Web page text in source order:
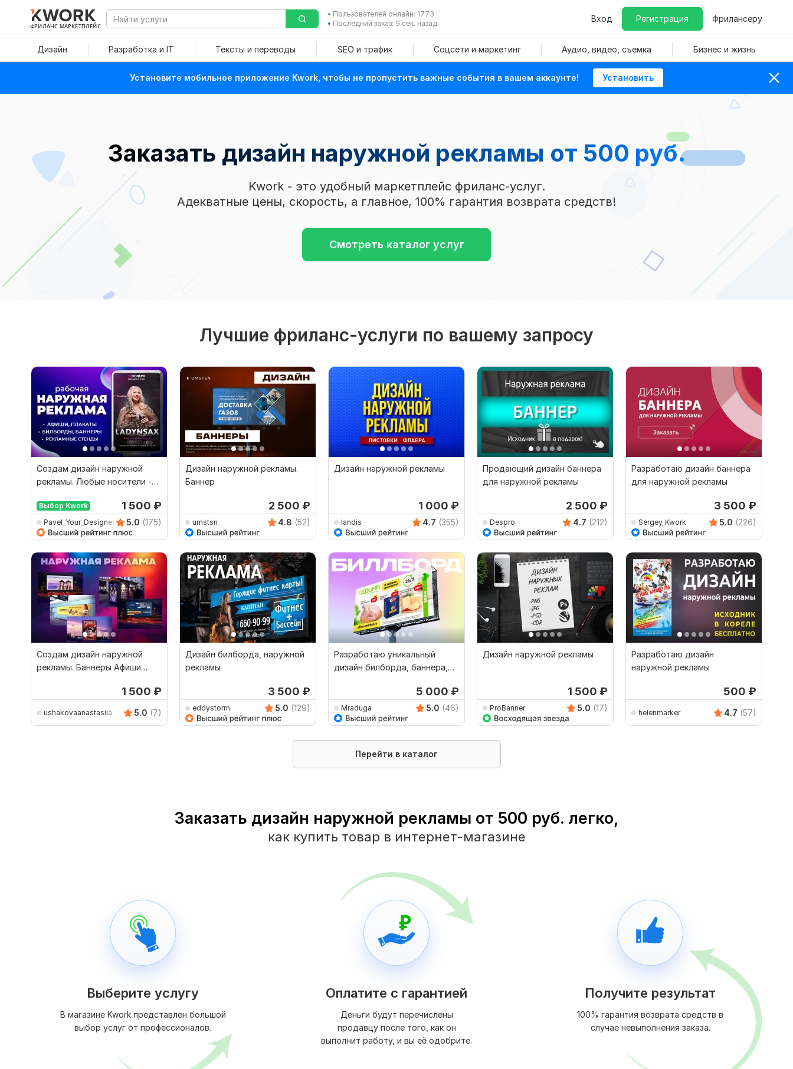
ФРИЛАНС МАРКЕТПЛЕЙС
Пользователей онлайн: 1773
Последний заказ: 9 сек. назад
Вход Регистрация Фрилансеру
Дизайн Разработка и IT Тексты и переводы SEO и трафик Соцсети и маркетинг Аудио, видео, съемка Бизнес и жизнь
Установите мобильное приложение Kwork, чтобы не пропустить важные события в вашем аккаунте! Установить
Заказать дизайн наружной рекламы от 500 руб.
Kwork - это удобный маркетплейс фриланс-услуг.
Адекватные цены, скорость, а главное, 100% гарантия возврата средств!
Смотреть каталог услуг
Лучшие фриланс-услуги по вашему запросу
Создам дизайн наружной
рекламы. Любые носители -
Выбор Kwork 1 500 ₽
Pavel_Your_Designer 5.0 (175)
Дизайн наружной рекламы.
Баннер
2 500 ₽
umstsn 4.8 (52)
Дизайн наружной рекламы
1 000 ₽
landis 4.7 (355)
Продающий дизайн баннера
для наружной рекламы
2 500 ₽
Despro 4.7 (212)
Разработаю дизайн баннера
для наружной рекламы
3 500 ₽
Sergey_Kwork 5.0 (226)
Создам дизайн наружной
рекламы. Баннеры Афиши
1 500 ₽
ushakovaanastasiia 5.0 (7)
Дизайн билборда, наружной
рекламы
3 500 ₽
eddystorm 5.0 (129)
Разработаю уникальный
дизайн билборда, баннера,
5 000 ₽
Mraduga 5.0 (46)
Дизайн наружной рекламы
1 500 ₽
ProBanner 5.0 (17)
Разработаю дизайн
наружной рекламы
500 ₽
helenmarker 4.7 (57)
Перейти в каталог
Заказать дизайн наружной рекламы от 500 руб. легко,
как купить товар в интернет-магазине
Выберите услугу
В магазине Kwork представлен большой
выбор услуг от профессионалов.
Оплатите с гарантией
Деньги будут перечислены
продавцу после того, как он
выполнит работу, и вы её одобрите.
Получите результат
100% гарантия возврата средств в
случае невыполнения заказа.